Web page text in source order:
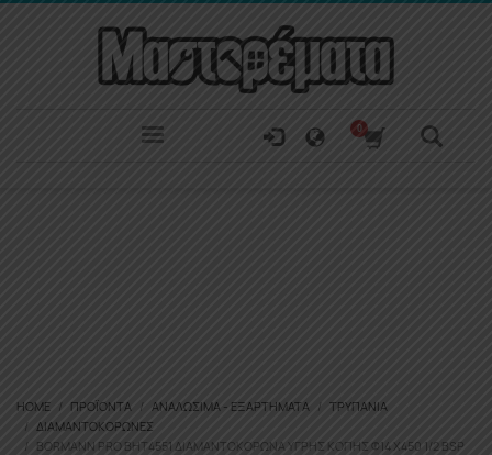
HOME ΠΡΟΪΌΝΤΑ ΑΝΑΛΏΣΙΜΑ - ΕΞΑΡΤΉΜΑΤΑ
ΤΡΥΠΆΝΙΑ
ΔΙΑΜΑΝΤΟΚΟΡΏΝΕΣ
BORMANN PRO BHT4551 ΔΙΑΜΑΝΤΟΚΟΡΏΝΑ ΥΓΡΉΣ ΚΟΠΉΣ Φ14 X450 1/2 BSP